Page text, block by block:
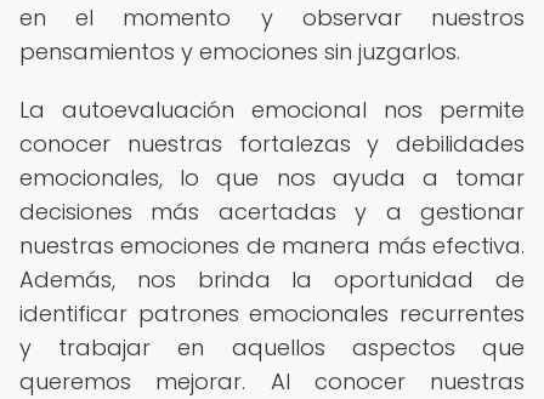
en el momento y observar nuestros
pensamientos y emociones sin juzgarlos.
La autoevaluación emocional nos permite
conocer nuestras fortalezas y debilidades
emocionales, lo que nos ayuda a tomar
decisiones más acertadas y a gestionar
nuestras emociones de manera más efectiva.
Además, nos brinda la oportunidad de
identificar patrones emocionales recurrentes
y trabajar en aquellos aspectos que
queremos mejorar. Al conocer nuestras